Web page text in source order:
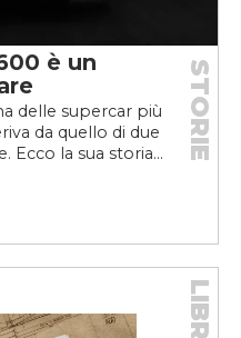
è un
delle supercar più
da quello di due
la sua storia...
STORIE
LIBRI